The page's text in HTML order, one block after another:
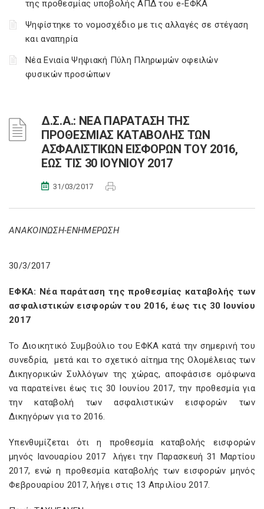
της προθεσμίας υποβολής ΑΠΔ του e-ΕΦΚΑ
Ψηφίστηκε το νομοσχέδιο με τις αλλαγές σε στέγαση
και αναπηρία
Νέα Ενιαία Ψηφιακή Πύλη Πληρωμών οφειλών
φυσικών προσώπων
Δ.Σ.Α.: ΝΕΑ ΠΑΡΑΤΑΣΗ ΤΗΣ
ΠΡΟΘΕΣΜΙΑΣ ΚΑΤΑΒΟΛΗΣ ΤΩΝ
ΑΣΦΑΛΙΣΤΙΚΩΝ ΕΙΣΦΟΡΩΝ ΤΟΥ 2016,
ΕΩΣ ΤΙΣ 30 ΙΟΥΝΙΟΥ 2017
31/03/2017
ΑΝΑΚΟΙΝΩΣΗ-ΕΝΗΜΕΡΩΣΗ
30/3/2017
ΕΦΚΑ: Νέα παράταση της προθεσμίας καταβολής των
ασφαλιστικών εισφορών του 2016, έως τις 30 Ιουνίου
2017
Το Διοικητικό Συμβούλιο του ΕΦΚΑ κατά την σημερινή του
συνεδρία,
μετά και το σχετικό αίτημα της Ολομέλειας των
Δικηγορικών Συλλόγων της χώρας, αποφάσισε ομόφωνα
να παρατείνει έως τις 30 Ιουνίου 2017, την προθεσμία για
την καταβολή των ασφαλιστικών εισφορών των
Δικηγόρων για το 2016.
Υπενθυμίζεται ότι η προθεσμία καταβολής εισφορών
μηνός Ιανουαρίου 2017
λήγει την Παρασκευή 31 Μαρτίου
2017, ενώ η προθεσμία καταβολής των εισφορών μηνός
Φεβρουαρίου 2017, λήγει στις 13 Απριλίου 2017.